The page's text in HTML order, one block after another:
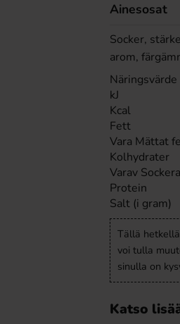
Ainesosat
Socker,
arom,
Näringsvärde
kJ
Kcal
Fett
Vara Mättat
Kolhydrater
Varav
Protein
Salt (i gram)
Tällä
voi tulla
sinulla on
Katso